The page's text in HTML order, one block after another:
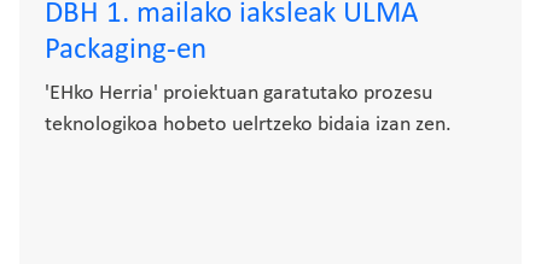
DBH 1. mailako iaksleak ULMA
Packaging-en
'EHko Herria' proiektuan garatutako prozesu
teknologikoa hobeto uelrtzeko bidaia izan zen.